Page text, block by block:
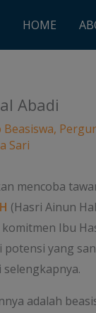
HOME
Abadi
,
Sari
mencoba
(Hasri Ainun
Ibu
yang
adalah